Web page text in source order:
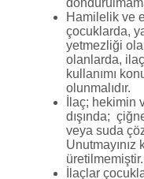
Hamilelik ve
çocuklarda,
yetmezliği
olanlarda,
kullanımı
olunmalıdır.
İlaç; hekimin
dışında;
veya suda
üretilmemiştir.
İlaçlar